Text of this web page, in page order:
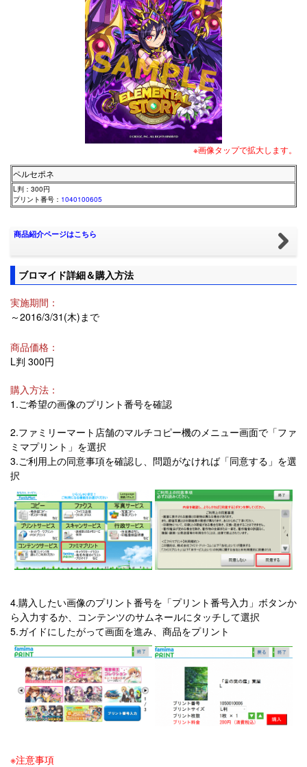
※画像タップで拡大します。
ペルセポネ
L判：300円
プリント番号： 1040100605
商品紹介ページはこちら
ブロマイド詳細＆購入方法
実施期間：
～2016/3/31(木)まで
商品価格：
L判 300円
購入方法：
1.ご希望の画像のプリント番号を確認
2.ファミリーマート店舗のマルチコピー機のメニュー画面で「ファ
ミマプリント」を選択
3.ご利用上の同意事項を確認し、問題がなければ「同意する」を選
択
4.購入したい画像のプリント番号を「プリント番号入力」ボタンか
ら入力するか、コンテンツのサムネールにタッチして選択
5.ガイドにしたがって画面を進み、商品をプリント
※注意事項